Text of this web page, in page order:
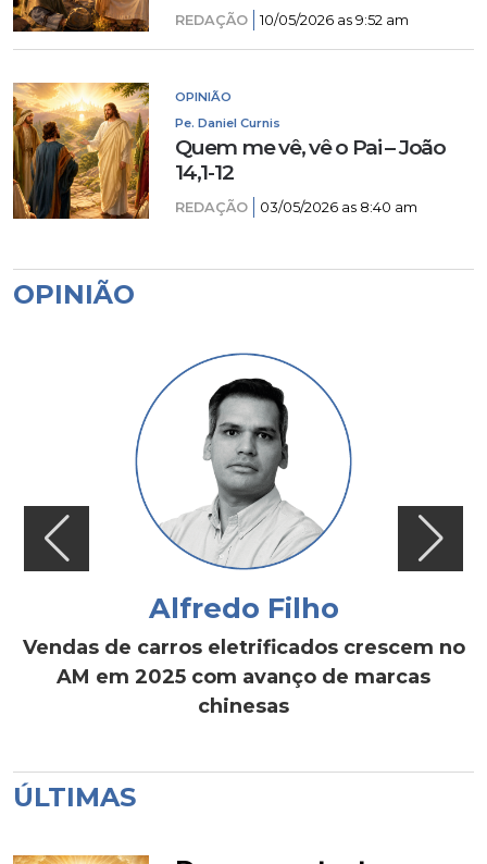
REDAÇÃO 10/05/2026 as 9:52 am
OPINIÃO
Pe. Daniel Curnis
Quem me vê, vê o Pai – João
14,1-12
REDAÇÃO 03/05/2026 as 8:40 am
OPINIÃO
Alfredo Filho
Vendas de carros eletrificados crescem no
AM em 2025 com avanço de marcas
chinesas
ÚLTIMAS